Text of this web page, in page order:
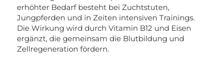
erhöhter Bedarf besteht bei Zuchtstuten,
Jungpferden und in Zeiten intensiven Trainings.
Die Wirkung wird durch Vitamin B12 und Eisen
ergänzt, die gemeinsam die Blutbildung und
Zellregeneration fördern.